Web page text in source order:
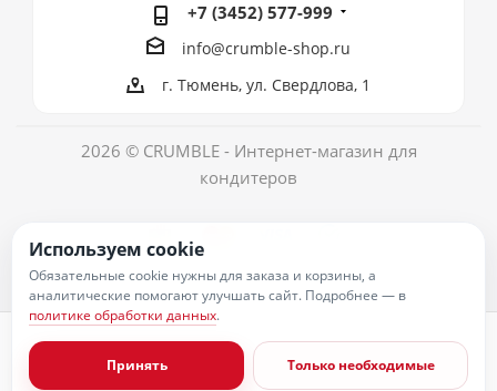
+7 (3452) 577-999
info@crumble-shop.ru
г. Тюмень, ул. Свердлова, 1
2026 © CRUMBLE - Интернет-магазин для
кондитеров
Согласие на обработку персональных данных
Публичная оферта
Пользовательское соглашение
Используем cookie
Обязательные cookie нужны для заказа и корзины, а
аналитические помогают улучшать сайт. Подробнее — в
политике обработки данных.
Принять Только необходимые